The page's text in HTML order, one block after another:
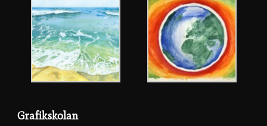
Grafikskolan